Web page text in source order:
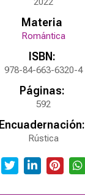
Materia
Romántica
ISBN:
978-84-663-6320-4
Páginas:
592
Encuadernación:
Rústica